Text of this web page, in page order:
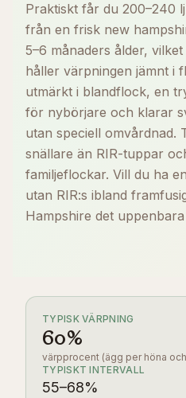
Praktiskt får du 200–240
från en frisk new
5–6 månaders ålder,
håller värpningen jämnt i
utmärkt i blandflock, en
för nybörjare och klarar
utan speciell omvårdnad.
snällare än RIR-tuppar
familjeflockar. Vill du ha
utan RIR:s ibland
Hampshire det
TYPISK VÄRPNING
60%
värpprocent (ägg per höna
TYPISKT INTERVALL
55–68%